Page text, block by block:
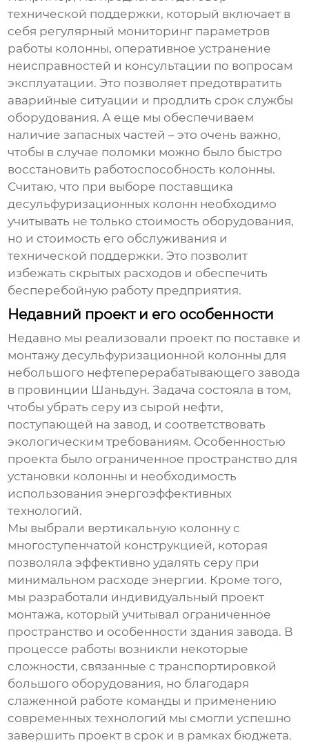
технической поддержки, который включает в
себя регулярный мониторинг параметров
работы колонны, оперативное устранение
неисправностей и консультации по вопросам
эксплуатации. Это позволяет предотвратить
аварийные ситуации и продлить срок службы
оборудования. А еще мы обеспечиваем
наличие запасных частей – это очень важно,
чтобы в случае поломки можно было быстро
восстановить работоспособность колонны.
Считаю, что при выборе поставщика
десульфуризационных колонн необходимо
учитывать не только стоимость оборудования,
но и стоимость его обслуживания и
технической поддержки. Это позволит
избежать скрытых расходов и обеспечить
бесперебойную работу предприятия.
Недавний проект и его особенности
Недавно мы реализовали проект по поставке и
монтажудесульфуризационной колонны для
небольшого нефтеперерабатывающего завода
в провинции Шаньдун. Задача состояла в том,
чтобы убрать серу из сырой нефти,
поступающей на завод, и соответствовать
экологическим требованиям. Особенностью
проекта было ограниченное пространство для
установки колонны и необходимость
использования энергоэффективных
технологий.
Мы выбрали вертикальную колонну с
многоступенчатой конструкцией, которая
позволяла эффективно удалять серу при
минимальном расходе энергии. Кроме того,
мы разработали индивидуальный проект
монтажа, который учитывал ограниченное
пространство и особенности здания завода. В
процессе работы возникли некоторые
сложности, связанные с транспортировкой
большого оборудования, но благодаря
слаженной работе команды и применению
современных технологий мы смогли успешно
завершить проект в срок и в рамках бюджета.